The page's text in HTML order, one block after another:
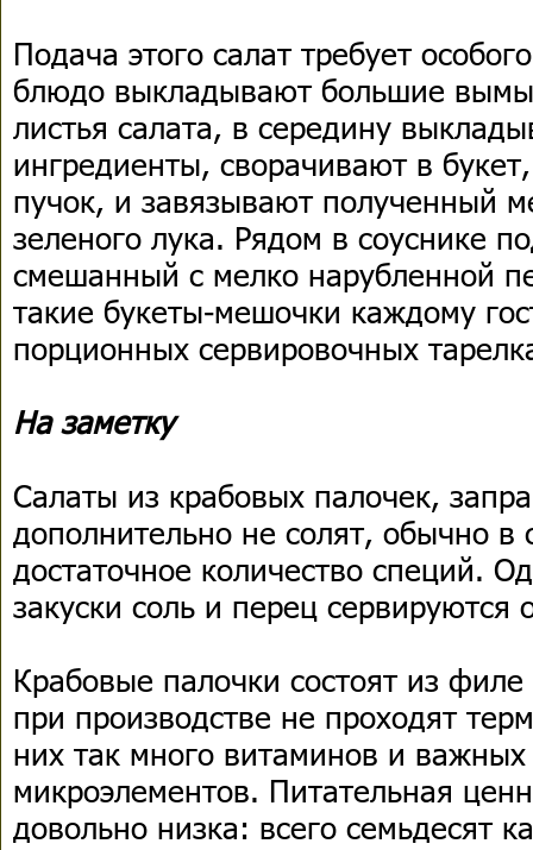
Подача этого салат требует
блюдо выкладывают большие
листья салата, в середину
ингредиенты, сворачивают в
пучок, и завязывают полученный
зеленого лука. Рядом в соуснике
смешанный с мелко нарубленной
такие букеты-мешочки каждому
порционных сервировочных
На заметку
Салаты из крабовых палочек,
дополнительно не солят, обычно в
достаточное количество специй.
закуски соль и перец сервируются
Крабовые палочки состоят из
при производстве не проходят
них так много витаминов и важных
микроэлементов. Питательная
довольно низка: всего семьдесят